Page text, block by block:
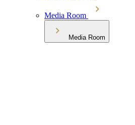
Media Room
Media Room